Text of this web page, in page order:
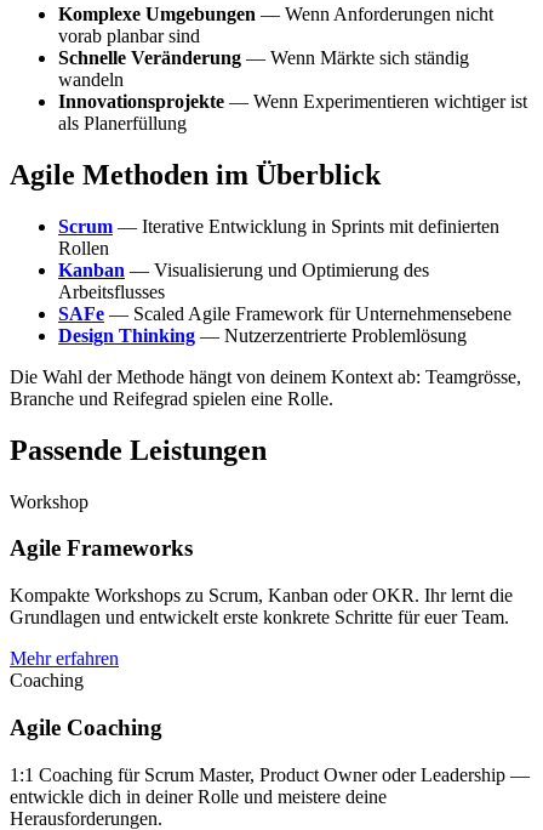
Komplexe Umgebungen — Wenn Anforderungen nicht
vorab planbar sind
Schnelle Veränderung — Wenn Märkte sich ständig
wandeln
Innovationsprojekte — Wenn Experimentieren wichtiger ist
als Planerfüllung
Agile Methoden im Überblick
Scrum — Iterative Entwicklung in Sprints mit definierten
Rollen
Kanban — Visualisierung und Optimierung des
Arbeitsflusses
SAFe — Scaled Agile Framework für Unternehmensebene
Design Thinking — Nutzerzentrierte Problemlösung
Die Wahl der Methode hängt von deinem Kontext ab: Teamgrösse,
Branche und Reifegrad spielen eine Rolle.
Passende Leistungen
Workshop
Agile Frameworks
Kompakte Workshops zu Scrum, Kanban oder OKR. Ihr lernt die
Grundlagen und entwickelt erste konkrete Schritte für euer Team.
Mehr erfahren
Coaching
Agile Coaching
1:1 Coaching für Scrum Master, Product Owner oder Leadership —
entwickle dich in deiner Rolle und meistere deine
Herausforderungen.